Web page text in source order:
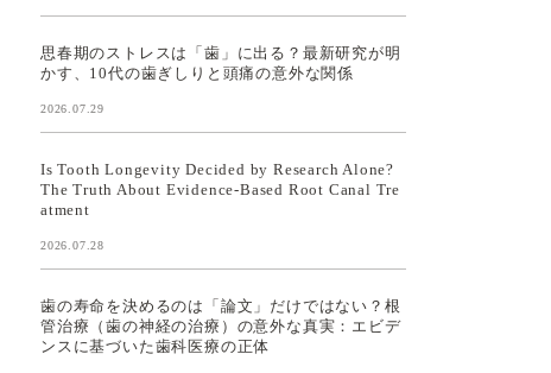
思春期のストレスは「歯」に出る？最新研究が明
かす、10代の歯ぎしりと頭痛の意外な関係
2026.07.29
Is Tooth Longevity Decided by Research Alone?
The Truth About Evidence-Based Root Canal Tre
atment
2026.07.28
歯の寿命を決めるのは「論文」だけではない？根
管治療（歯の神経の治療）の意外な真実：エビデ
ンスに基づいた歯科医療の正体